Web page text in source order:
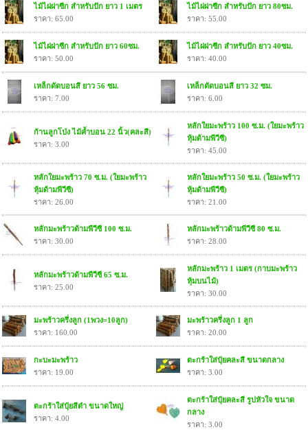
ไม้ไผ่ผ่าซีก สำหรับปัก ยาว 1 เมตร
ราคา: 65.00
ไม้ไผ่ผ่าซีก สำหรับปัก ยาว 80ซม.
ราคา: 55.00
ไม้ไผ่ผ่าซีก สำหรับปัก ยาว 60ซม.
ราคา: 50.00
ไม้ไผ่ผ่าซีก สำหรับปัก ยาว 40ซม.
ราคา: 40.00
เหล็กดัดบอนสี ยาว 56 ซม.
ราคา: 7.00
เหล็กดัดบอนสี ยาว 32 ซม.
ราคา: 6.00
ก้านลูกโป่ง ไม้ค้ำบอน 22 นิ้ว(คละสี)
ราคา: 3.00
หลักใยมะพร้าว 100 ซ.ม. (ใยมะพร้าว
หุ้มด้ามพีวีซี)
ราคา: 45.00
หลักใยมะพร้าว 70 ซ.ม. (ใยมะพร้าว
หุ้มด้ามพีวีซี)
ราคา: 26.00
หลักใยมะพร้าว 50 ซ.ม. (ใยมะพร้าว
หุ้มด้ามพีวีซี)
ราคา: 21.00
หลักมะพร้าวด้ามพีวีซี 100 ซ.ม.
ราคา: 30.00
หลักมะพร้าวด้ามพีวีซี 80 ซ.ม.
ราคา: 28.00
หลักมะพร้าวด้ามพีวีซี 65 ซ.ม.
ราคา: 25.00
หลักมะพร้าว 1 เมตร (กาบมะพร้าว
หุ้มบนไม้)
ราคา: 30.00
มะพร้าวครึ่งลูก (1พวง=10ลูก)
ราคา: 160.00
มะพร้าวครึ่งลูก 1 ลูก
ราคา: 20.00
กะบะมะพร้าว
ราคา: 19.00
ตะกร้าใส่ปุ๋ยคละสี ขนาดกลาง
ราคา: 3.00
ตะกร้าใส่ปุ๋ยสีดำ ขนาดใหญ่
ราคา: 4.00
ตะกร้าใส่ปุ๋ยคละสี รูปหัวใจ ขนาด
กลาง
ราคา: 3.00